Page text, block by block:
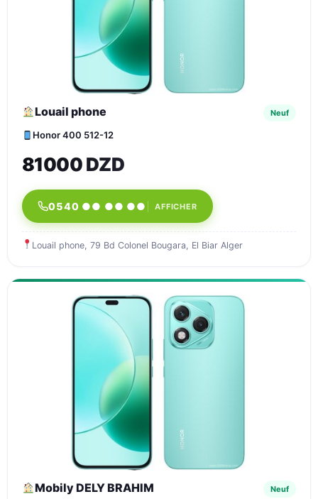
Louail phone Neuf
Honor 400 512-12
81000 DZD
0540 ●● ●● ●● AFFICHER
Louail phone, 79 Bd Colonel Bougara, El Biar Alger
Mobily DELY BRAHIM Neuf